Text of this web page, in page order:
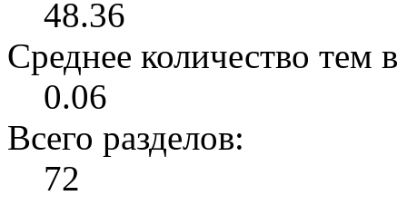
48.36
Среднее количество тем
0.06
Всего разделов:
72